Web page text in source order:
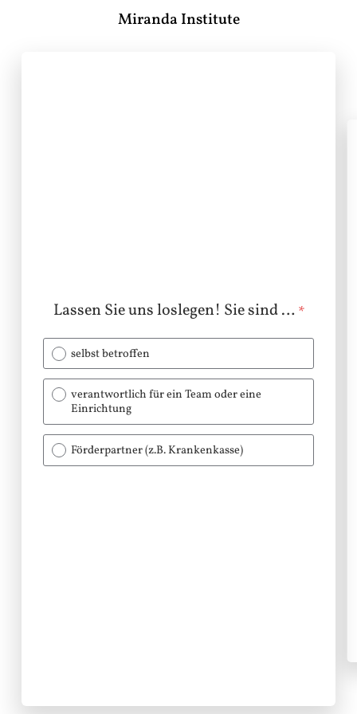
Miranda Institute
Lassen Sie uns loslegen! Sie sind …*
selbst betroffen
verantwortlich für ein Team oder eine
Einrichtung
Förderpartner (z.B. Krankenkasse)